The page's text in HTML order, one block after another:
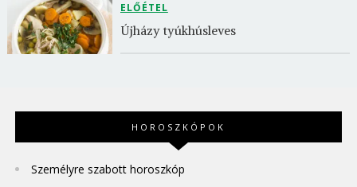
ELŐÉTEL
Újházy tyúkhúsleves
HOROSZKÓPOK
Személyre szabott horoszkóp